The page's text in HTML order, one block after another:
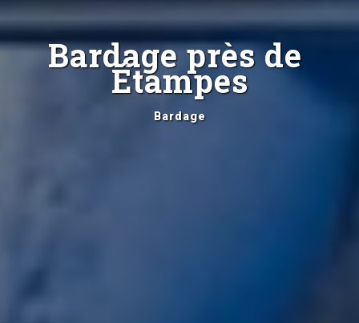
Bardage près de
Étampes
Bardage